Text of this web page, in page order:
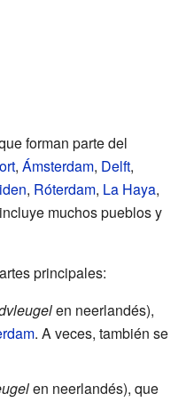
forman parte del
, Ámsterdam, Delft,
, Róterdam, La Haya,
muchos pueblos y
principales:
en neerlandés),
. A veces, también se
en neerlandés), que